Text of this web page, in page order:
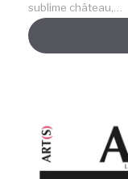
sublime château,…